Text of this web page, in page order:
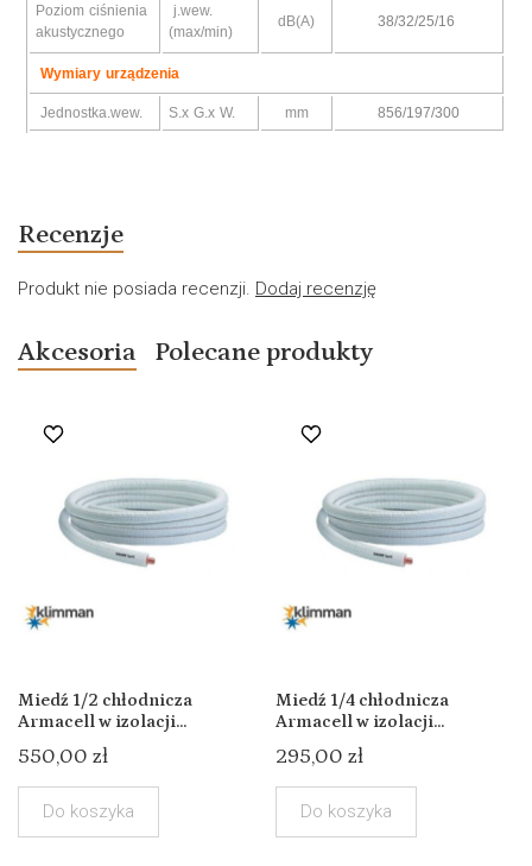
Poziom ciśnienia
akustycznego
j.wew.
(max/min)
dB(A) 38/32/25/16
Wymiary urządzenia
Jednostka.wew. S.x G.x W. mm 856/197/300
Recenzje
Produkt nie posiada recenzji. Dodaj recenzję
Akcesoria Polecane produkty
Miedź 1/2 chłodnicza
Armacell w izolacji...
550,00 zł
Do koszyka
Miedź 1/4 chłodnicza
Armacell w izolacji...
295,00 zł
Do koszyka